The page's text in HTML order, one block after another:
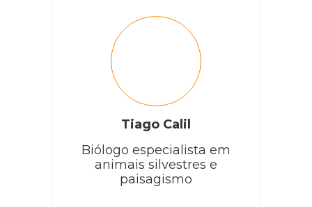
Tiago Calil
Biólogo especialista em
animais silvestres e
paisagismo